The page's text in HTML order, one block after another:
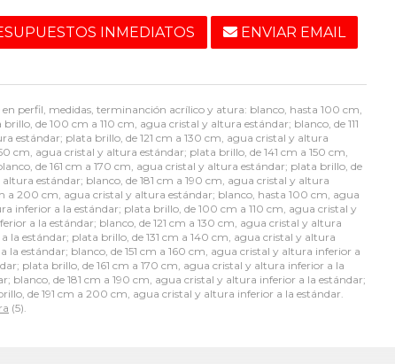
perfil, medidas, terminanción acrílico y atura: blanco, hasta 100 cm,
de 100 cm a 110 cm, agua cristal y altura estándar; blanco, de 111
estándar; plata brillo, de 121 cm a 130 cm, agua cristal y altura
cm, agua cristal y altura estándar; plata brillo, de 141 cm a 150 cm,
de 161 cm a 170 cm, agua cristal y altura estándar; plata brillo, de
estándar; blanco, de 181 cm a 190 cm, agua cristal y altura
a 200 cm, agua cristal y altura estándar; blanco, hasta 100 cm, agua
inferior a la estándar; plata brillo, de 100 cm a 110 cm, agua cristal y
a la estándar; blanco, de 121 cm a 130 cm, agua cristal y altura
la estándar; plata brillo, de 131 cm a 140 cm, agua cristal y altura
estándar; blanco, de 151 cm a 160 cm, agua cristal y altura inferior a
plata brillo, de 161 cm a 170 cm, agua cristal y altura inferior a la
blanco, de 181 cm a 190 cm, agua cristal y altura inferior a la estándar;
de 191 cm a 200 cm, agua cristal y altura inferior a la estándar.
(5).
INMEDIATOS ENVIAR EMAIL